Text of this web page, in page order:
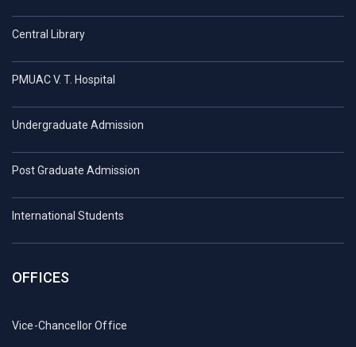
Central Library
PMUAC V. T. Hospital
Undergraduate Admission
Post Graduate Admission
International Students
OFFICES
Vice-Chancellor Office